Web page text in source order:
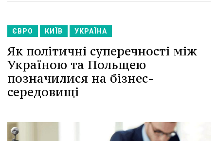
ЄВРО КИЇВ УКРАЇНА
Як політичні суперечності між
Україною та Польщею
позначилися на бізнес-
середовищі